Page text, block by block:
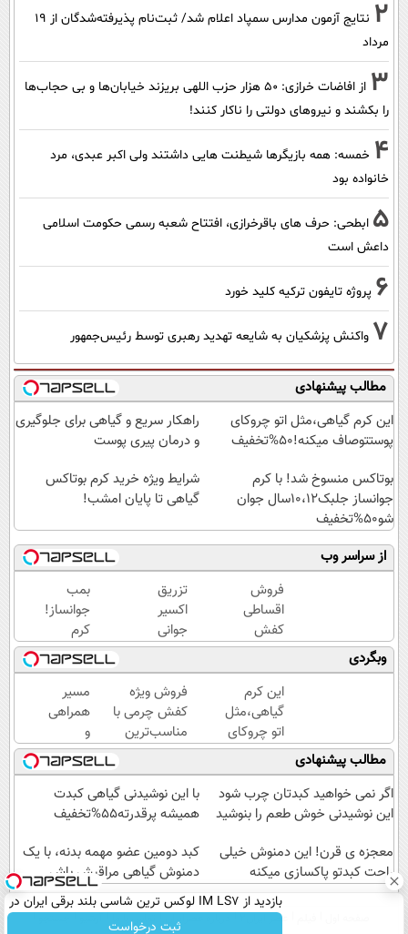
2
نتایج آزمون مدارس سمپاد اعلام شد/ ثبت‌نام پذیرفته‌شدگان از ۱۹
مرداد
3
از افاضات خرازی: ۵۰ هزار حزب اللهی بریزند خیابان‌ها و بی حجاب‌ها
را بکشند و نیرو‌های دولتی را ناکار کنند!
4 خمسه: همه بازیگرها شیطنت هایی داشتند ولی اکبر عبدی، مرد
خانواده بود
5 ابطحی: حرف های باقرخرازی، افتتاح شعبه رسمی حکومت اسلامی
داعش است
6 پروژه تایفون ترکیه کلید خورد
7 واکنش پزشکیان به شایعه تهدید رهبری توسط رئیس‌جمهور
مطالب پیشنهادی
این کرم گیاهی،مثل اتو چروکای
پوستتوصاف میکنه!50%تخفیف
راهکار سریع و گیاهی برای جلوگیری
و درمان پیری پوست
بوتاکس منسوخ شد! با کرم
جوانساز جلبک10،12سال جوان
شو50%تخفیف
شرایط ویژه خرید کرم بوتاکس
گیاهی تا پایان امشب!
از سراسر وب
فروش
اقساطی
کفش
چرم با
70درصد
تخفیف
تزریق
اکسیر
جوانی
به
پوست
بدون
سوزن40%تخفیف
بمب
جوانساز!
کرم
بوتاکس
جلبک
اسپیرولینا50%تخفیف
وبگردی
این کرم
گیاهی،مثل
اتو چروکای
پوستتوصاف
میکنه!50%تخفیف
فروش ویژه
کفش چرمی با
مناسب‌ترین
قیمت+پرداخت
اقساطی
مسیر
همراهی
و
گزارش
عملکرد
گروه
اسنپ
۱۴۰۴
مطالب پیشنهادی
اگر نمی خواهید کبدتان چرب شود
این نوشیدنی خوش طعم را بنوشید
با این نوشیدنی گیاهی کبدت
همیشه پرقدرته55%تخفیف
معجزه ی قرن! این دمنوش خیلی
راحت کبدتو پاکسازی میکنه
کبد دومین عضو مهمه بدنه، با یک
دمنوش گیاهی مراقبش باش
بازدید از IM LS7 لوکس ترین شاسی بلند برقی ایران در
باشگاه انقلاب
ثبت درخواست عصر ایران۲ درباره عصرایران تماس با ما